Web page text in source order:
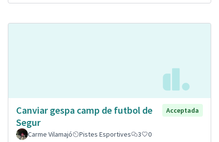
Canviar gespa camp de futbol de
Segur
Acceptada
Carme Vilamajó Pistes Esportives 3 0